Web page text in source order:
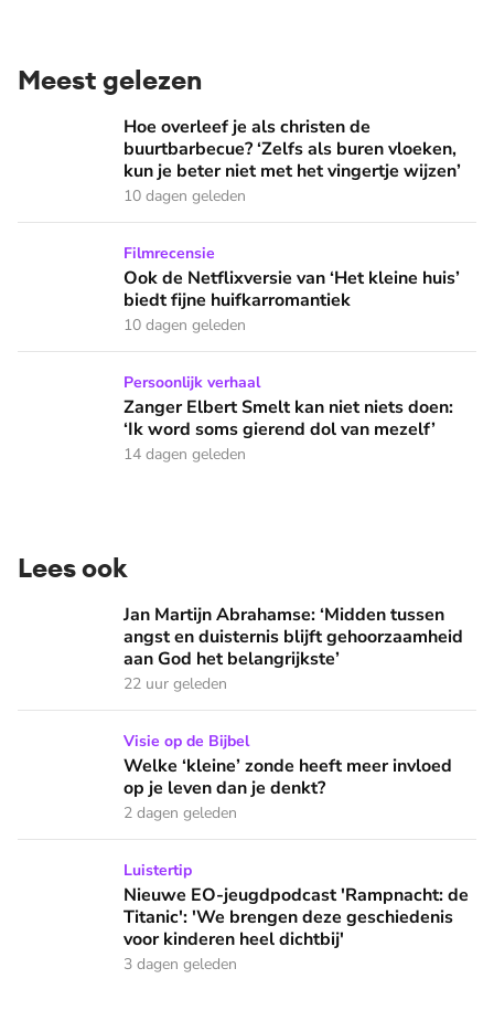
Meest gelezen
Hoe overleef je als christen de buurtbarbecue? ‘Zelfs als
Hoe overleef je als christen de
buurtbarbecue? ‘Zelfs als buren vloeken,
kun je beter niet met het vingertje wijzen’
10 dagen geleden
Ook de Netflixversie van ‘Het kleine huis’ biedt fijne
Filmrecensie
Ook de Netflixversie van ‘Het kleine huis’
biedt fijne huifkarromantiek
10 dagen geleden
Zanger Elbert Smelt kan niet niets doen: ‘Ik word soms
Persoonlijk verhaal
Zanger Elbert Smelt kan niet niets doen:
‘Ik word soms gierend dol van mezelf’
14 dagen geleden
Lees ook
Jan Martijn Abrahamse: ‘Midden tussen angst en
Jan Martijn Abrahamse: ‘Midden tussen
angst en duisternis blijft gehoorzaamheid
aan God het belangrijkste’
22 uur geleden
Welke ‘kleine’ zonde heeft meer invloed op je leven dan je
Visie op de Bijbel
Welke ‘kleine’ zonde heeft meer invloed
op je leven dan je denkt?
2 dagen geleden
Nieuwe EO-jeugdpodcast 'Rampnacht: de Titanic': 'We
Luistertip
Nieuwe EO-jeugdpodcast 'Rampnacht: de
Titanic': 'We brengen deze geschiedenis
voor kinderen heel dichtbij'
3 dagen geleden